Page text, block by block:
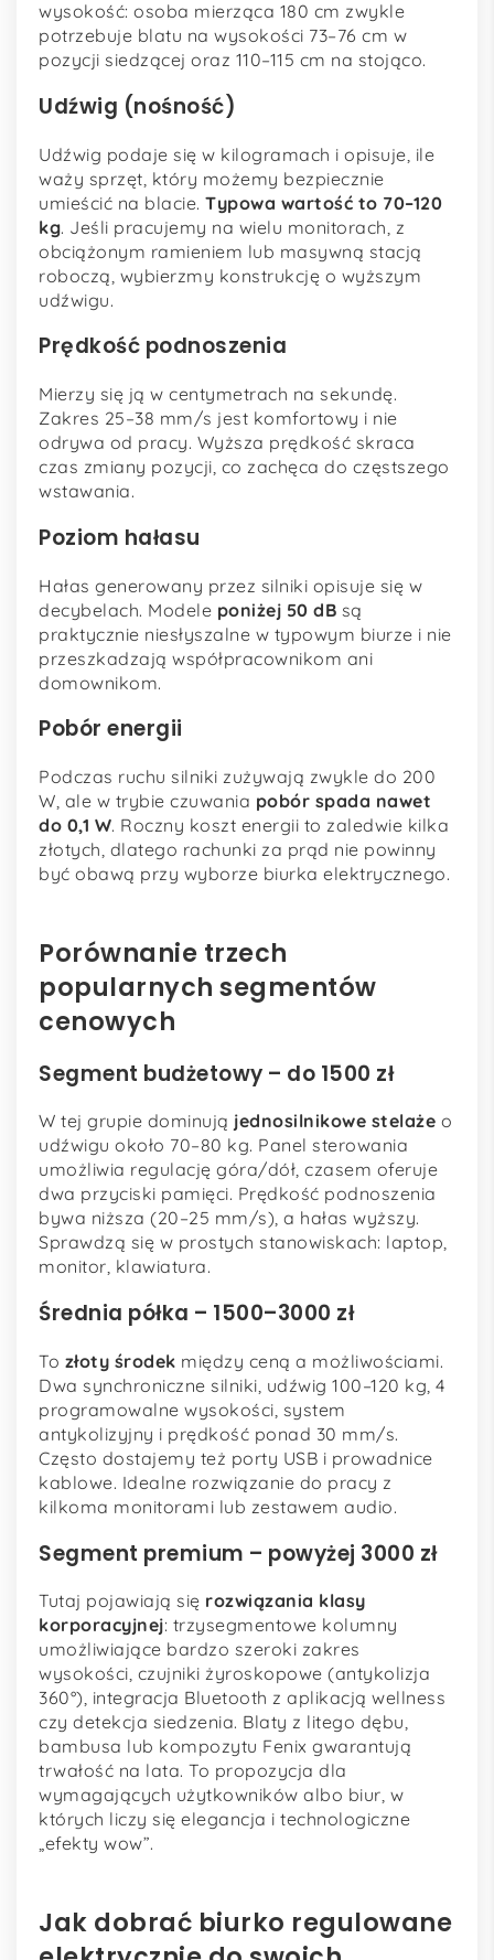
wysokość: osoba mierząca 180 cm zwykle
potrzebuje blatu na wysokości 73–76 cm w
pozycji siedzącej oraz 110–115 cm na stojąco.
Udźwig (nośność)
Udźwig podaje się w kilogramach i opisuje, ile
waży sprzęt, który możemy bezpiecznie
umieścić na blacie. Typowa wartość to 70–120
kg. Jeśli pracujemy na wielu monitorach, z
obciążonym ramieniem lub masywną stacją
roboczą, wybierzmy konstrukcję o wyższym
udźwigu.
Prędkość podnoszenia
Mierzy się ją w centymetrach na sekundę.
Zakres 25–38 mm/s jest komfortowy i nie
odrywa od pracy. Wyższa prędkość skraca
czas zmiany pozycji, co zachęca do częstszego
wstawania.
Poziom hałasu
Hałas generowany przez silniki opisuje się w
decybelach. Modele poniżej 50 dB są
praktycznie niesłyszalne w typowym biurze i nie
przeszkadzają współpracownikom ani
domownikom.
Pobór energii
Podczas ruchu silniki zużywają zwykle do 200
W, ale w trybie czuwania pobór spada nawet
do 0,1 W. Roczny koszt energii to zaledwie kilka
złotych, dlatego rachunki za prąd nie powinny
być obawą przy wyborze biurka elektrycznego.
Porównanie trzech
popularnych segmentów
cenowych
Segment budżetowy – do 1500 zł
W tej grupie dominują jednosilnikowe stelaże o
udźwigu około 70–80 kg. Panel sterowania
umożliwia regulację góra/dół, czasem oferuje
dwa przyciski pamięci. Prędkość podnoszenia
bywa niższa (20–25 mm/s), a hałas wyższy.
Sprawdzą się w prostych stanowiskach: laptop,
monitor, klawiatura.
Średnia półka – 1500–3000 zł
To złoty środek między ceną a możliwościami.
Dwa synchroniczne silniki, udźwig 100–120 kg, 4
programowalne wysokości, system
antykolizyjny i prędkość ponad 30 mm/s.
Często dostajemy też porty USB i prowadnice
kablowe. Idealne rozwiązanie do pracy z
kilkoma monitorami lub zestawem audio.
Segment premium – powyżej 3000 zł
Tutaj pojawiają się rozwiązania klasy
korporacyjnej: trzysegmentowe kolumny
umożliwiające bardzo szeroki zakres
wysokości, czujniki żyroskopowe (antykolizja
360°), integracja Bluetooth z aplikacją wellness
czy detekcja siedzenia. Blaty z litego dębu,
bambusa lub kompozytu Fenix gwarantują
trwałość na lata. To propozycja dla
wymagających użytkowników albo biur, w
których liczy się elegancja i technologiczne
„efekty wow”.
Jak dobrać biurko regulowane